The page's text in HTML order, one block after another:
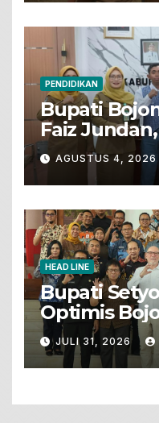
PENDIDIKAN
Bupati
Faiz
Gunungsari
LKS Diksus
AGUSTUS 4, 2026
HEAD LINE
Bupati
Optimis
Unesco
JULI 31, 2026